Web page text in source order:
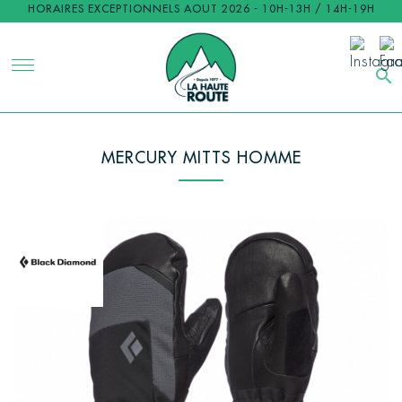
HORAIRES EXCEPTIONNELS AOUT 2026 - 10H-13H / 14H-19H
search
MERCURY MITTS HOMME